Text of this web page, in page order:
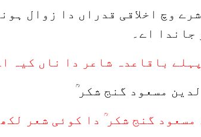
وچ اخلاقی قدراں دا زوال
جاندا اے۔
مسعود گنج شکر